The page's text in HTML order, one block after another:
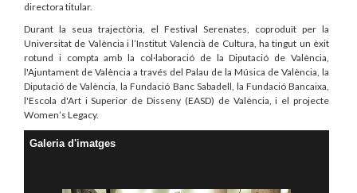
directora titular.
Durant la seua trajectòria, el Festival Serenates, coproduït per la
Universitat de València i l’Institut Valencià de Cultura, ha tingut un èxit
rotund i compta amb la col·laboració de la Diputació de València,
l'Ajuntament de València a través del Palau de la Música de València, la
Diputació de València, la Fundació Banc Sabadell, la Fundació Bancaixa,
l'Escola d'Art i Superior de Disseny (EASD) de València, i el projecte
Women’s Legacy.
Galeria d'imatges